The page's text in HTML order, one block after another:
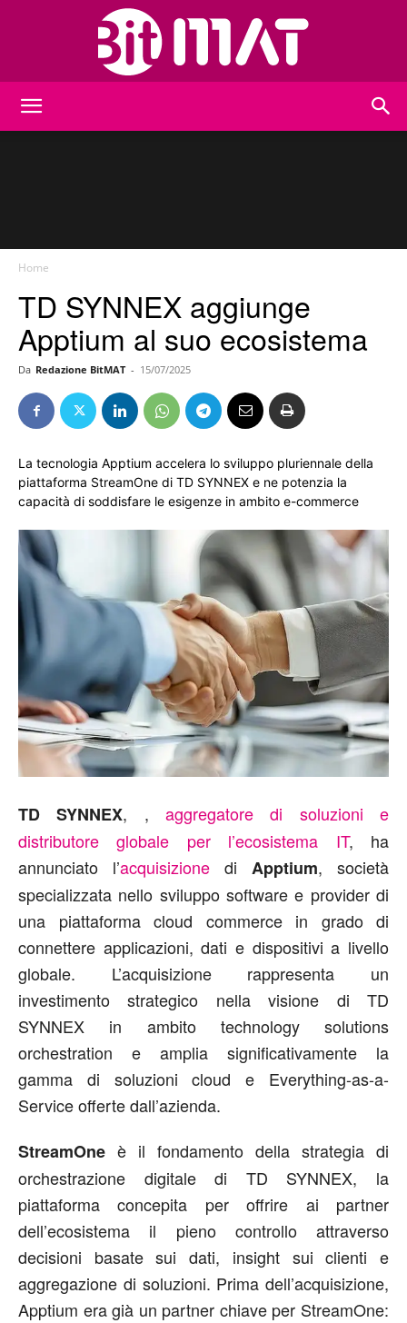
Home
TD SYNNEX aggiunge
Apptium al suo ecosistema
Da Redazione BitMAT - 15/07/2025
La tecnologia Apptium accelera lo sviluppo pluriennale della
piattaforma StreamOne di TD SYNNEX e ne potenzia la
capacità di soddisfare le esigenze in ambito e-commerce
TD SYNNEX, ,aggregatore di soluzioni e
distributore globale per l’ecosistema IT, ha
annunciato l’acquisizione di Apptium, società
specializzata nello sviluppo software e provider di
una piattaforma cloud commerce in grado di
connettere applicazioni, dati e dispositivi a livello
globale. L’acquisizione rappresenta un
investimento strategico nella visione di TD
SYNNEX in ambito technology solutions
orchestration e amplia significativamente la
gamma di soluzioni cloud e Everything-as-a-
Service offerte dall’azienda.
StreamOne è il fondamento della strategia di
orchestrazione digitale di TD SYNNEX, la
piattaforma concepita per offrire ai partner
dell’ecosistema il pieno controllo attraverso
decisioni basate sui dati, insight sui clienti e
aggregazione di soluzioni. Prima dell’acquisizione,
Apptium era già un partner chiave per StreamOne: